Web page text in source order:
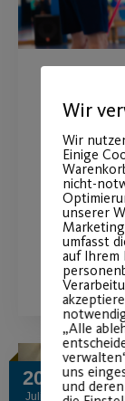
Plätze
11.15-
20
Juli
Wir
Wir
Einige
nicht-
unserer
umfasst
auf Ihrem
„Alle
uns
und